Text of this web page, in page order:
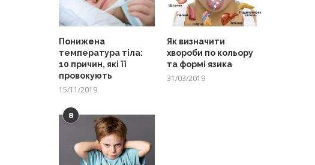
Понижена
температура тіла:
10 причин, які її
провокують
15/11/2019
Як визначити
хвороби по кольору
та формі язика
31/03/2019
8